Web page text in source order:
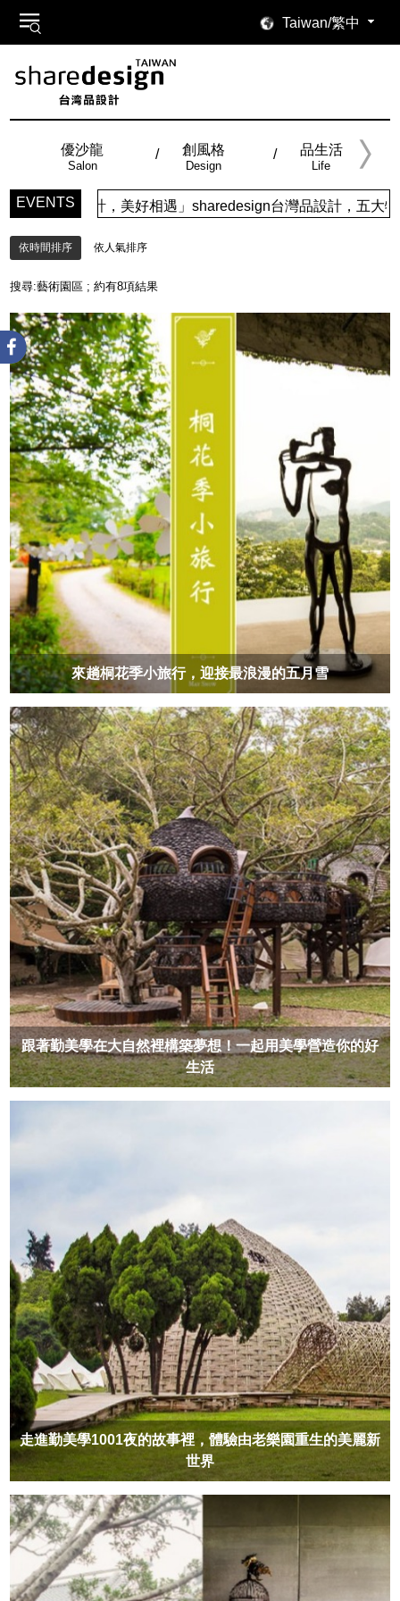
Taiwan/繁中
優沙龍
Salon
創風格
Design
品生活
Life
EVENTS
計，美好相遇」sharedesign台灣品設計，五大特色主題，簡
依時間排序 依人氣排序
搜尋:藝術園區 ; 約有8項結果
來趟桐花季小旅行，迎接最浪漫的五月雪
跟著勤美學在大自然裡構築夢想！一起用美學營造你的好
生活
走進勤美學1001夜的故事裡，體驗由老樂園重生的美麗新
世界